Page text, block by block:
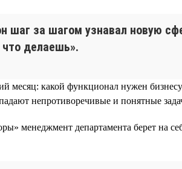
шаг за шагом узнавал новую
делаешь».
месяц: какой функционал нужен
непротиворечивые и понятные
менеджмент департамента берет на